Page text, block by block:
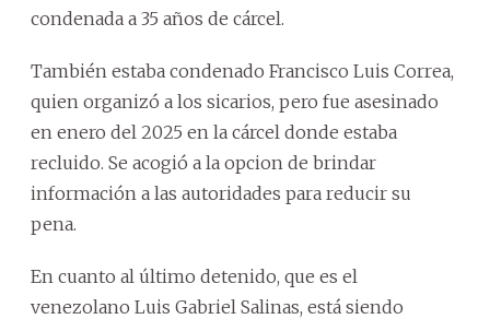
condenada a 35 años de cárcel.
También estaba condenado Francisco Luis Correa,
quien organizó a los sicarios, pero fue asesinado
en enero del 2025 en la cárcel donde estaba
recluido. Se acogió a la opcion de brindar
información a las autoridades para reducir su
pena.
En cuanto al último detenido, que es el
venezolano Luis Gabriel Salinas, está siendo